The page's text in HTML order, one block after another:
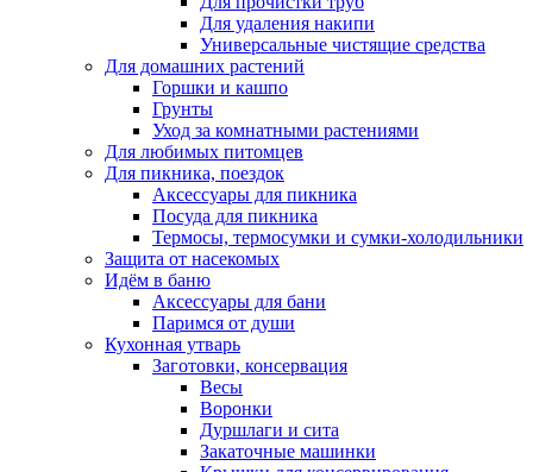
Для удаления накипи
Универсальные чистящие средства
Для домашних растений
Горшки и кашпо
Грунты
Уход за комнатными растениями
Для любимых питомцев
Для пикника, поездок
Аксессуары для пикника
Посуда для пикника
Термосы, термосумки и сумки-холодильники
Защита от насекомых
Идём в баню
Аксессуары для бани
Паримся от души
Кухонная утварь
Заготовки, консервация
Весы
Воронки
Дуршлаги и сита
Закаточные машинки